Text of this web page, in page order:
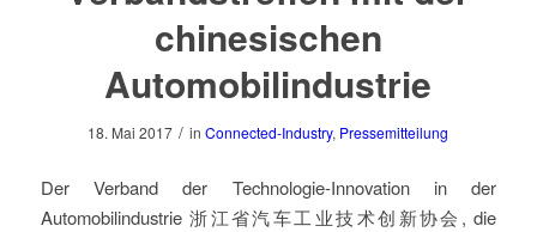
chinesischen
Automobilindustrie
18. Mai 2017 / inConnected-Industry, Pressemitteilung
Der Verband der Technologie-Innovation in der
Automobilindustrie 浙江省汽车工业技术创新协会, die